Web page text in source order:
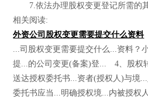
7.依法办理股权变更登记所需的其
相关阅读:
外资公司股权变更需要提交什么资料
...司股权变更需要提交什么...资料？
提...的公司变更(备案)登... 4、股权
送达授权委托书...资者(授权人)与
委托书应当...明确授权境...内被授权